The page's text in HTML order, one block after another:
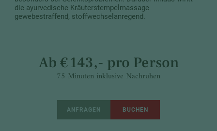
die ayurvedische Kräuterstempelmassage
gewebestraffend, stoffwechselanregend.
Ab € 143,- pro Person
75 Minuten inklusive Nachruhen
ANFRAGEN BUCHEN